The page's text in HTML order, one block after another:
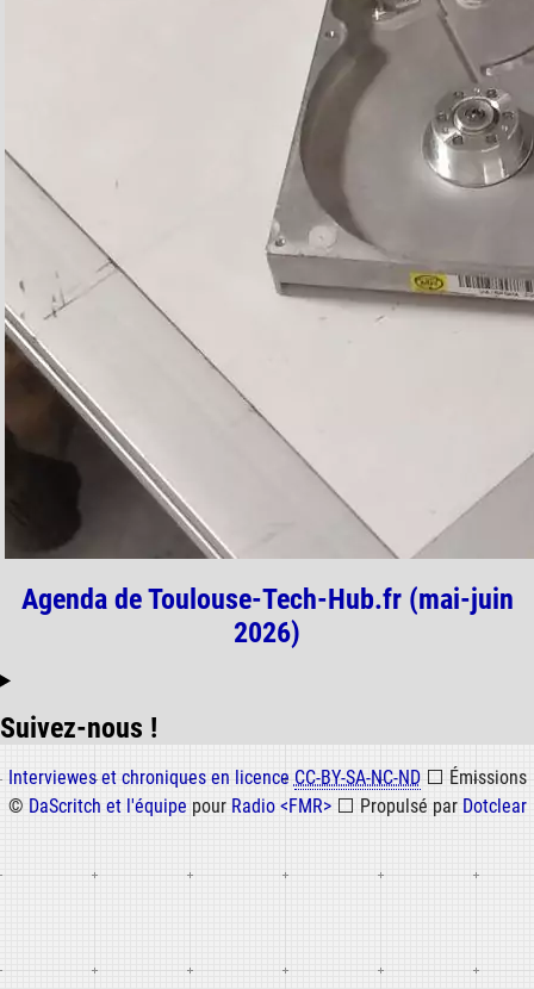
Agenda de Toulouse-Tech-Hub.fr (mai-juin
2026)
Suivez-nous !
Informations
Interviewes et chroniques en licence CC-BY-SA-NC-ND ⬜ Émissions
© DaScritch et l'équipe pour Radio <FMR> ⬜ Propulsé par Dotclear